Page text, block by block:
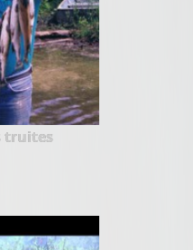
truites